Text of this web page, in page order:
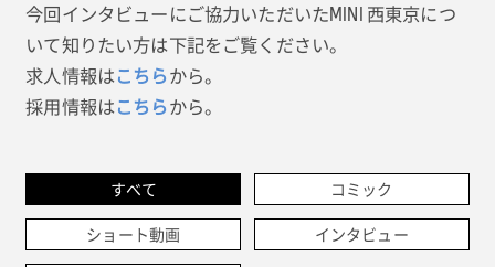
今回インタビューにご協力いただいたMINI 西東京につ
いて知りたい方は下記をご覧ください。
求人情報はこちらから。
採用情報はこちらから。
すべて コミック
ショート動画 インタビュー